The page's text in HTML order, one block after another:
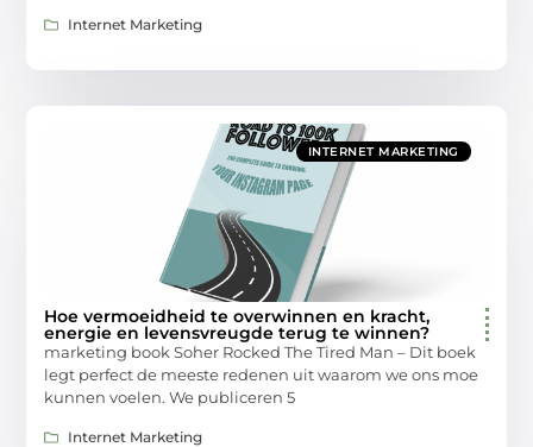
Internet Marketing
INTERNET MARKETING
Hoe vermoeidheid te overwinnen en kracht,
energie en levensvreugde terug te winnen?
marketing book Soher Rocked The Tired Man – Dit boek
legt perfect de meeste redenen uit waarom we ons moe
kunnen voelen. We publiceren 5
Internet Marketing